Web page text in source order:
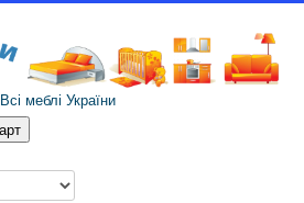
Всі меблі України